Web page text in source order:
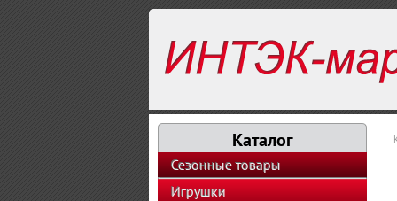
Каталог
Сезонные товары
Игрушки